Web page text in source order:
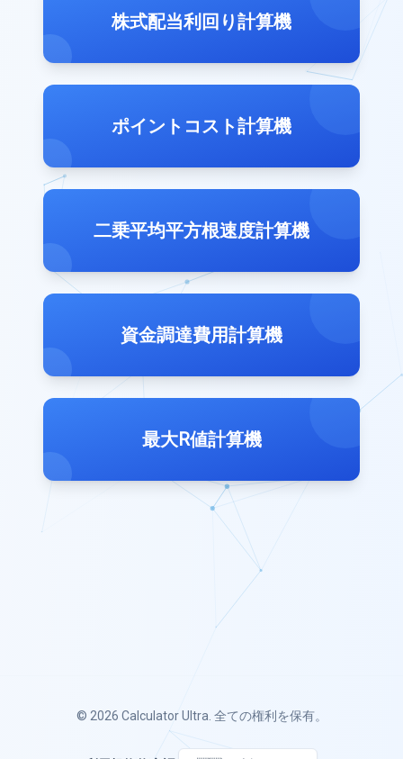
株式配当利回り計算機
ポイントコスト計算機
二乗平均平方根速度計算機
資金調達費用計算機
最大R値計算機
© 2026 Calculator Ultra . 全ての権利を保有。